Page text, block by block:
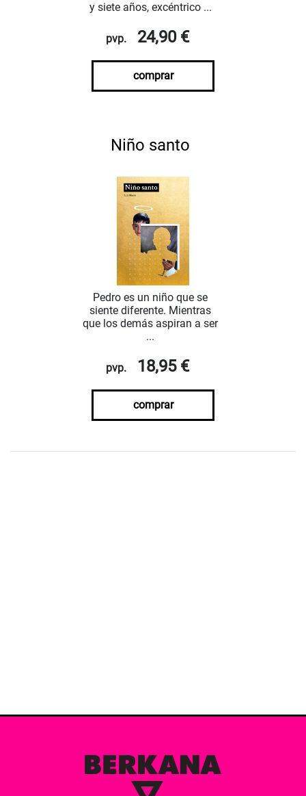
y siete años, excéntrico ...
pvp. 24,90 €
comprar
Niño santo
Pedro es un niño que se
siente diferente. Mientras
que los demás aspiran a ser
...
pvp. 18,95 €
comprar